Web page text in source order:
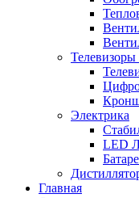
Телевизоры
Электрика
LED
Главная